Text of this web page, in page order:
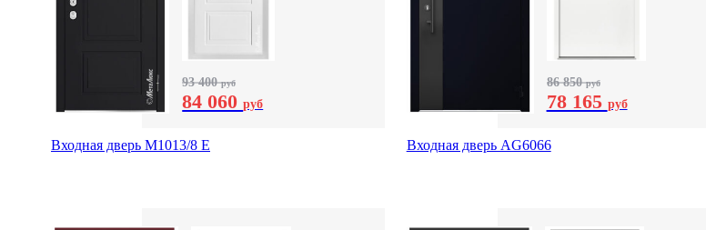
93 400руб
84 060руб
Входная дверь М1013/8 E
86 850руб
78 165 руб
Входная дверь AG6066